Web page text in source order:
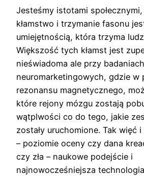
Jesteśmy istotami
kłamstwo i trzymanie fasonu
umiejętnością, która trzyma
Większość tych kłamst jest
nieświadoma ale przy badaniach
neuromarketingowych, gdzie w
rezonansu magnetycznego,
które rejony mózgu zostają
wątplwości co do tego, jakie
zostały uruchomione. Tak więć
– poziomie oceny czy dana
czy zła – naukowe podejście i
najnowocześniejsza